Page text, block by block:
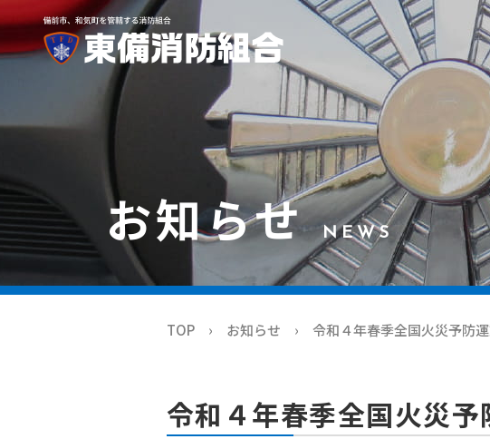
お知らせ NEWS
TOP お知らせ 令和４年春季全国火災予防
令和４年春季全国火災予